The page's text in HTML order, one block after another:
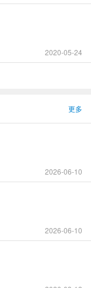
2020-05-24
更多
2026-06-10
2026-06-10